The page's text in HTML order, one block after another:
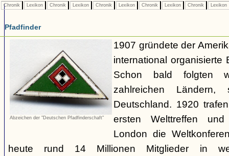
Chronik Lexikon Chronik Lexikon Chronik Lexikon Chronik Lexikon Chronik Lexikon
Pfadfinder
Abzeichen der "Deutschen Pfadfinderschaft"
1907 gründete der
international organisierte
Schon bald folgten
zahlreichen
Deutschland. 1920
ersten Welttreffen
London die
heute rund 14 Millionen Mitglieder in